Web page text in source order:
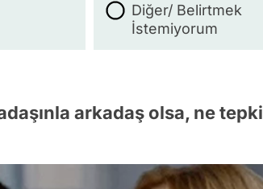
Diğer/ Belirtmek
İstemiyorum
arkadaş olsa, ne tepki